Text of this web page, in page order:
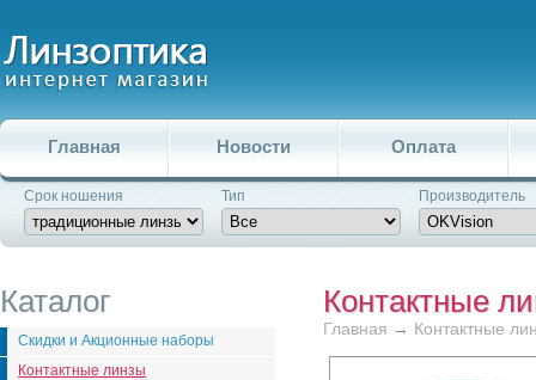
Главная Новости Оплата
Срок ношения Тип Производитель
Каталог
Скидки и Акционные наборы
Контактные линзы
Контактные
Главная → Контактные